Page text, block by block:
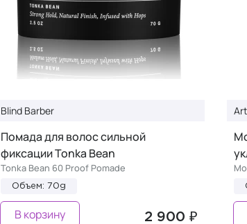
Blind Barber
Помада для волос сильной
фиксации Tonka Bean
Tonka Bean 60 Proof Pomade
Объем: 70g
2 900 ₽
В корзину